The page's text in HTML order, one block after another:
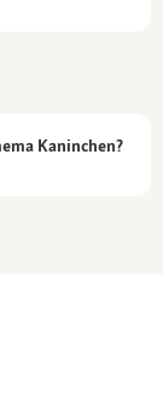
Kaninchen?